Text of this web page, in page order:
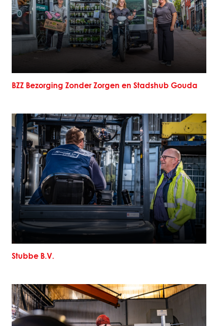
BZZ Bezorging Zonder Zorgen en Stadshub Gouda
Stubbe B.V.